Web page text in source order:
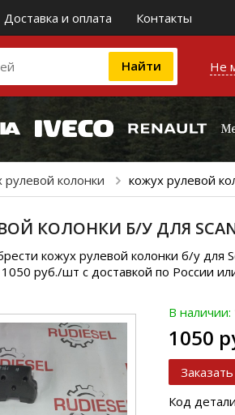
Доставка и оплата Контакты
Не
рулевой колонки кожух рулевой
КОЛОНКИ Б/У ДЛЯ
кожух рулевой колонки б/у
руб./шт с доставкой по России
В наличии:
1050
Заказать
Код